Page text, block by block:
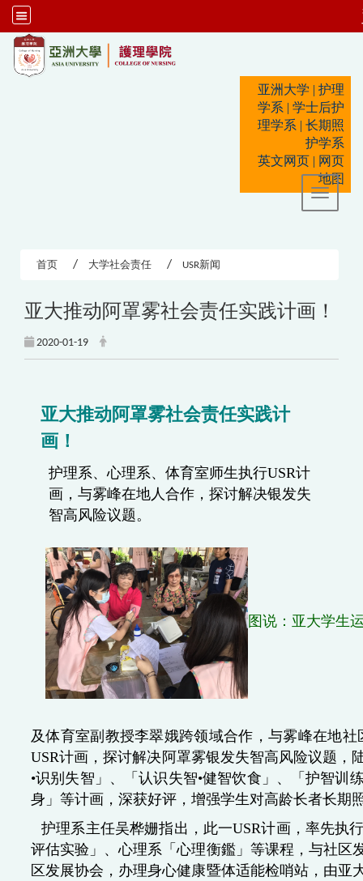
亚洲大学 | 护理
学系 | 学士后护
理学系 | 长期照
护学系
英文网页 | 网页
地图
Toggle
首页 大学社会责任 USR新闻
亚大推动阿罩雾社会责任实践计画！
2020-01-19
亚大推动阿罩雾社会责任实践计
画！
护理系、心理系、体育室师生执行USR计
画，与雾峰在地人合作，探讨解决银发失
智高风险议题。
图说：亚大学生
及体育室副教授李翠娥跨领域合作，与雾峰在地
USR计画，探讨解决阿罩雾银发失智高风险议题
•识别失智」、「认识失智•健智饮食」、「护智训
身」等计画，深获好评，增强学生对高龄长者长期
护理系主任吴桦姗指出，此一USR计画，率先执
评估实验」、心理系「心理衡鑑」等课程，与社区
区发展协会，办理身心健康暨体适能检哨站，由